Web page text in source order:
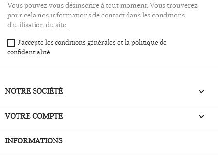
Vous pouvez vous désinscrire à tout moment. Vous trouverez
pour cela nos informations de contact dans les conditions
d'utilisation du site.
J'accepte les conditions générales et la politique de
confidentialité
NOTRE SOCIÉTÉ 
VOTRE COMPTE 
INFORMATIONS